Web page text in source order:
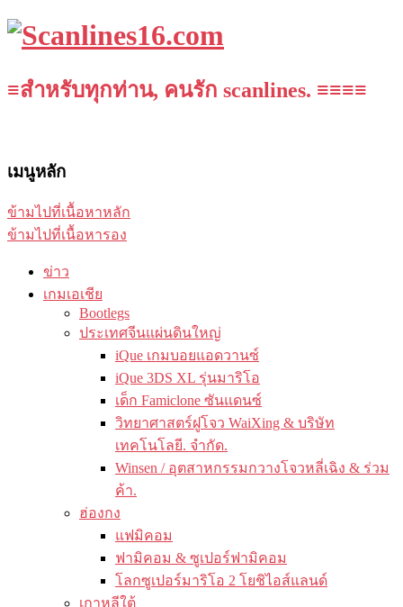
≡สำหรับทุกท่าน, คนรัก scanlines. ≡≡≡≡
เมนูหลัก
ข้ามไปที่เนื้อหาหลัก
ข้ามไปที่เนื้อหารอง
ข่าว
เกมเอเชีย
Bootlegs
ประเทศจีนแผ่นดินใหญ่
iQue เกมบอยแอดวานซ์
iQue 3DS XL รุ่นมาริโอ
เด็ก Famiclone ซันแดนซ์
วิทยาศาสตร์ฝูโจว WaiXing & บริษัท
เทคโนโลยี. จำกัด.
Winsen / อุตสาหกรรมกวางโจวหลี่เฉิง & ร่วม
ค้า.
ฮ่องกง
แฟมิคอม
ฟามิคอม & ซูเปอร์ฟามิคอม
โลกซูเปอร์มาริโอ 2 โยชิไอส์แลนด์
เกาหลีใต้